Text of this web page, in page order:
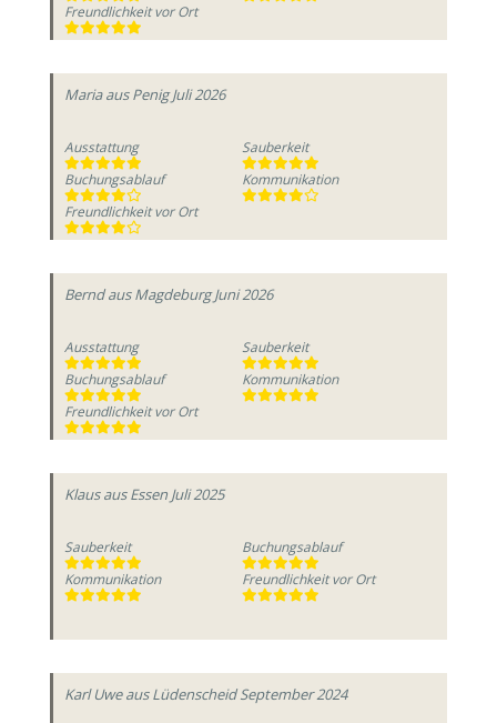
Freundlichkeit vor Ort
Mariaaus Penig Juli 2026
Ausstattung
Sauberkeit
Buchungsablauf
Kommunikation
Freundlichkeit vor Ort
Berndaus Magdeburg Juni 2026
Ausstattung
Sauberkeit
Buchungsablauf
Kommunikation
Freundlichkeit vor Ort
Klausaus Essen Juli 2025
Sauberkeit
Buchungsablauf
Kommunikation
Freundlichkeit vor Ort
Karl Uweaus Lüdenscheid September 2024